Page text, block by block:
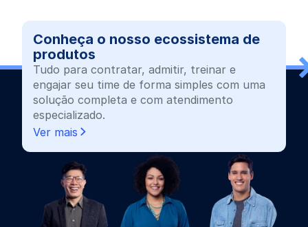
Conheça o nosso ecossistema de
produtos
Tudo para contratar, admitir, treinar e
engajar seu time de forma simples com uma
solução completa e com atendimento
especializado.
Ver mais